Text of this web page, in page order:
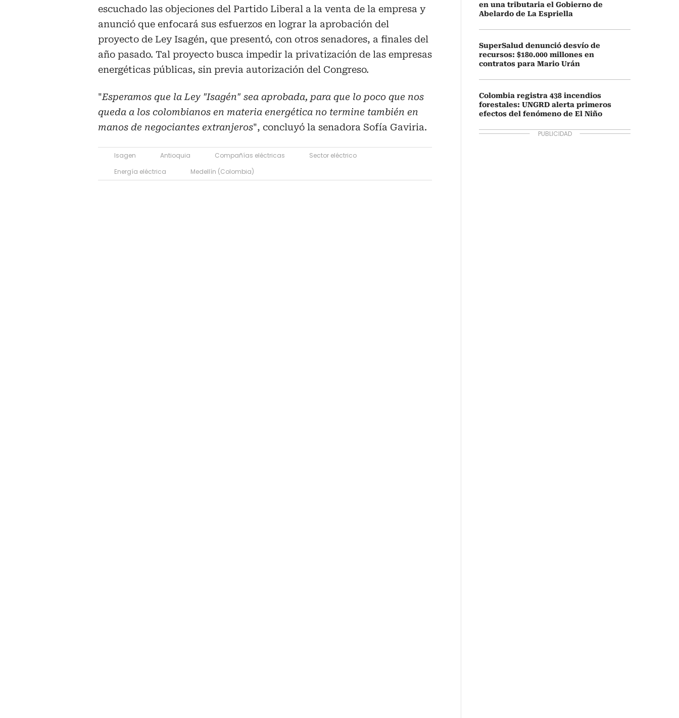
escuchado las objeciones del Partido Liberal a la venta de la empresa y
anunció que enfocará sus esfuerzos en lograr la aprobación del
proyecto de Ley Isagén, que presentó, con otros senadores, a finales del
año pasado. Tal proyecto busca impedir la privatización de las empresas
energéticas públicas, sin previa autorización del Congreso.
"Esperamos que la Ley "Isagén" sea aprobada, para que lo poco que nos
queda a los colombianos en materia energética no termine también en
manos de negociantes extranjeros", concluyó la senadora Sofía Gaviria.
Isagen Antioquia Compañías eléctricas
Sector eléctrico
Energía eléctrica
Medellín (Colombia)
en una tributaria el Gobierno de
Abelardo de La Espriella
SuperSalud denunció desvío de
recursos: $180.000 millones en
contratos para Mario Urán
Colombia registra 438 incendios
forestales: UNGRD alerta primeros
efectos del fenómeno de El Niño